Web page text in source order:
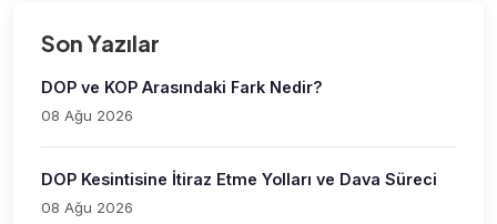
Son Yazılar
DOP ve KOP Arasındaki Fark Nedir?
08 Ağu 2026
DOP Kesintisine İtiraz Etme Yolları ve Dava Süreci
08 Ağu 2026